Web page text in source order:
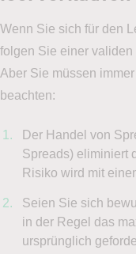
Wenn Sie sich für den
folgen Sie einer
Aber Sie müssen
beachten:
Der Handel von
Spreads) eliminiert
Risiko wird mit
Seien Sie sich
in der Regel das
ursprünglich